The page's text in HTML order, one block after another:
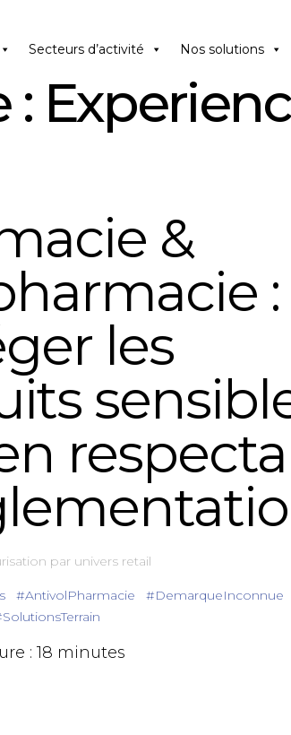
Secteurs d’activité Nos solutions
:
&
:
les
par univers retail
#AntivolPharmacie
#DemarqueInconnue
: 18 minutes